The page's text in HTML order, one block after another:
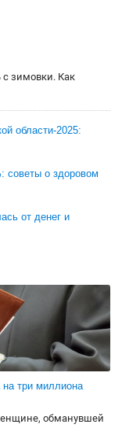
зимовки. Как
области-2025:
советы о здоровом
от денег и
три миллиона
обманувшей